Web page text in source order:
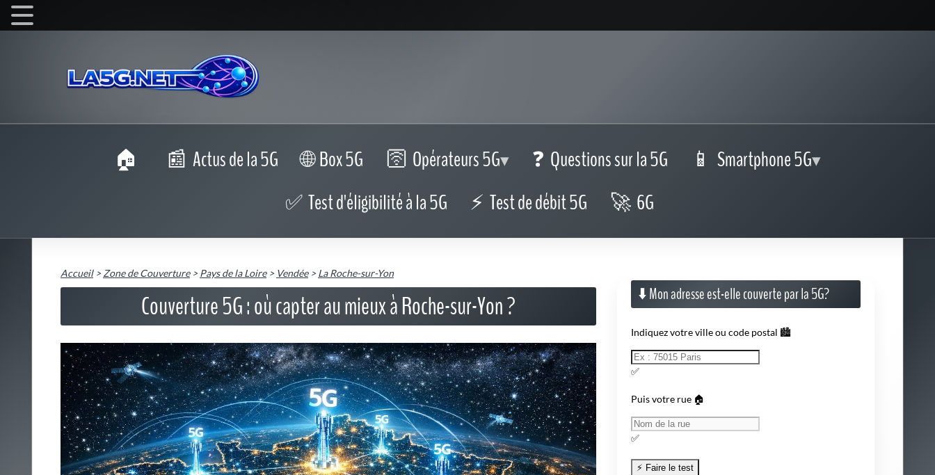
Actus de la 5G Box 5G Opérateurs 5G Questions sur la 5G
Smartphone 5G
Test d'éligibilité à la 5G
Test de débit 5G 6G
Accueil>Zone de Couverture>Pays de la Loire> Vendée>La Roche-sur-Yon
Couverture 5G : où capter au mieux à Roche-sur-Yon ? ⬇️ Mon adresse est-elle couverte par la 5G?
Indiquez votre ville ou code postal 🏙️
✅
Puis votre rue 🏠
✅